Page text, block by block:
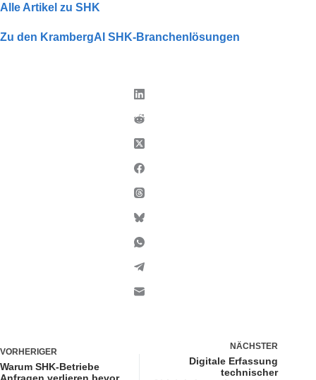
Alle Artikel zu SHK
Zu den KrambergAI SHK-Branchenlösungen
VORHERIGER
Warum SHK-Betriebe
Anfragen verlieren bevor
NÄCHSTER
Digitale Erfassung
technischer